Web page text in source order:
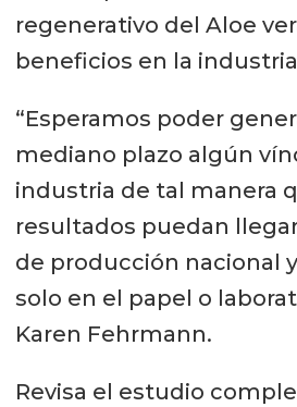
regenerativo del Aloe
beneficios en la
“Esperamos poder
mediano plazo algún
industria de tal manera
resultados puedan
de producción nacional
solo en el papel o
Karen Fehrmann.
Revisa el estudio